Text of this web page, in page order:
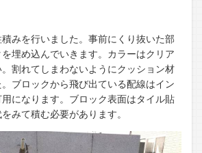
みを行いました。事前にくり抜いた部
埋め込んでいきます。カラーはクリア
割れてしまわないようにクッション材
ブロックから飛び出ている配線はイン
になります。ブロック表面はタイル貼
みて積む必要があります。